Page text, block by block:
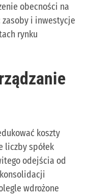
obecności na
i inwestycje
rynku
koszty
liczby spółek
odejścia od
wdrożone